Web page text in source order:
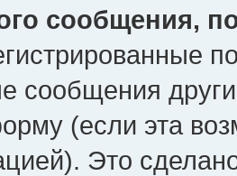
сообщения,
сообщения
(если эта
Это